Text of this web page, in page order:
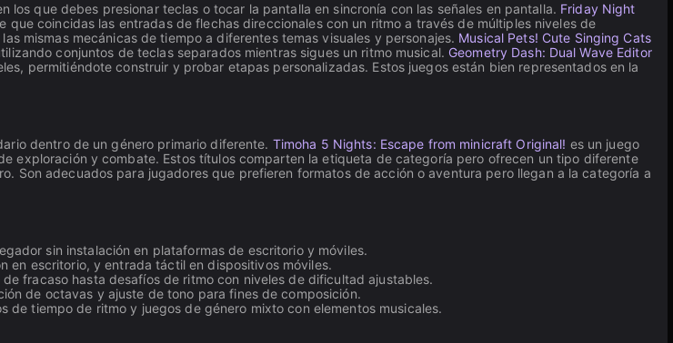
que debes presionar teclas o tocar la pantalla en sincronía con las señales en pantalla. Friday Night
coincidas las entradas de flechas direccionales con un ritmo a través de múltiples niveles de
mismas mecánicas de tiempo a diferentes temas visuales y personajes. Musical Pets! Cute Singing Cats
conjuntos de teclas separados mientras sigues un ritmo musical. Geometry Dash: Dual Wave Editor
permitiéndote construir y probar etapas personalizadas. Estos juegos están bien representados en la
dentro de un género primario diferente. Timoha 5 Nights: Escape from minicraft Original! es un juego
exploración y combate. Estos títulos comparten la etiqueta de categoría pero ofrecen un tipo diferente
Son adecuados para jugadores que prefieren formatos de acción o aventura pero llegan a la categoría a
sin instalación en plataformas de escritorio y móviles.
en escritorio, y entrada táctil en dispositivos móviles.
fracaso hasta desafíos de ritmo con niveles de dificultad ajustables.
de octavas y ajuste de tono para fines de composición.
de tiempo de ritmo y juegos de género mixto con elementos musicales.